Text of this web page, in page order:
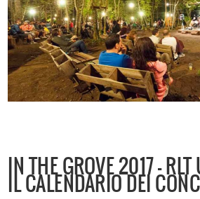
IN THE GROVE 2017 -
IL CALENDARIO DEI